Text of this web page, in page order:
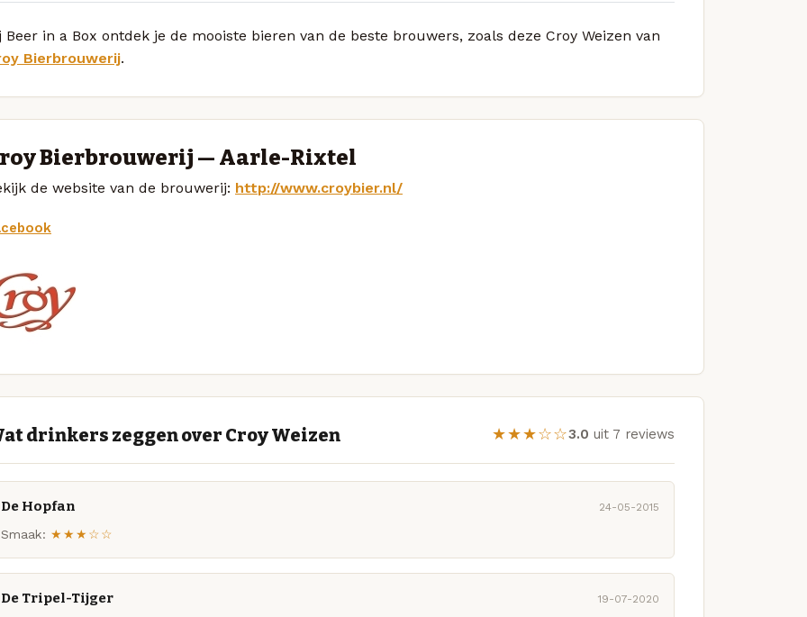
Beer in a Box ontdek je de mooiste bieren van de beste brouwers, zoals deze Croy Weizen van
Bierbrouwerij.
Bierbrouwerij — Aarle-Rixtel
de website van de brouwerij: http://www.croybier.nl/
drinkers zeggen over Croy Weizen ★★★☆☆3.0 uit 7 reviews
De Hopfan 24-05-2015
Smaak: ★★★☆☆
De Tripel-Tijger 19-07-2020